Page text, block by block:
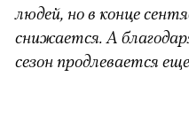
людей, но в конце
снижается. А
сезон продлевается